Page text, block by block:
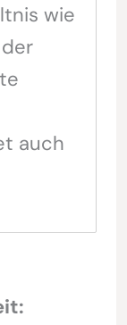
wie
auch